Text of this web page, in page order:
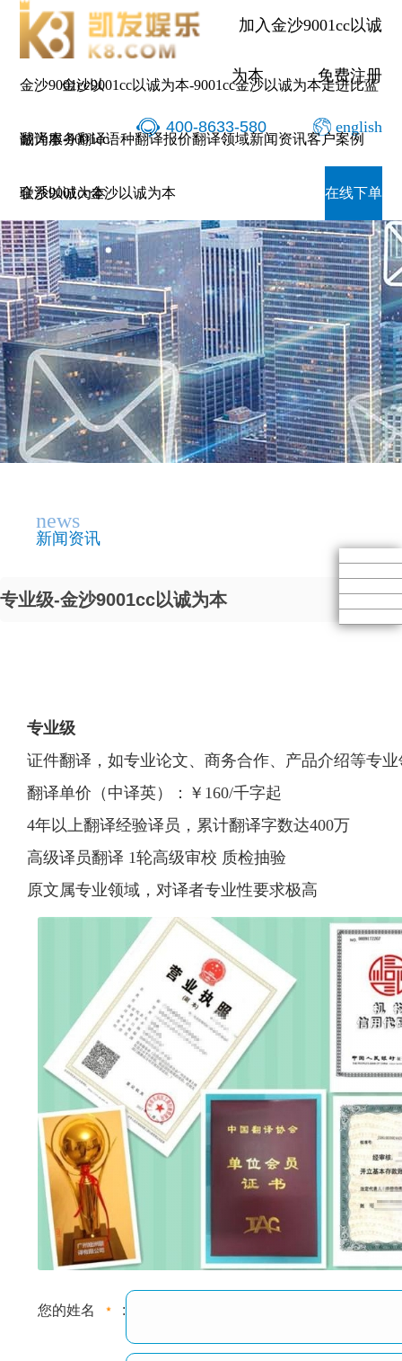
加入金沙9001cc以诚
为本 免费注册
400-8633-580 english
金沙9001cc以
诚为本-9001cc
金沙以诚为本
金沙9001cc以诚为本-9001cc金沙以诚为本走进比蓝
翻译服务翻译语种翻译报价翻译领域新闻资讯客户案例
联系9001cc金沙以诚为本 在线下单
news
新闻资讯
专业级-金沙9001cc以诚为本
专业级
证件翻译，如专业论文、商务合作、产品介绍等专
翻译单价（中译英）：￥160/千字起
4年以上翻译经验译员，累计翻译字数达400万
高级译员翻译 1轮高级审校 质检抽验
原文属专业领域，对译者专业性要求极高
您的姓名 :